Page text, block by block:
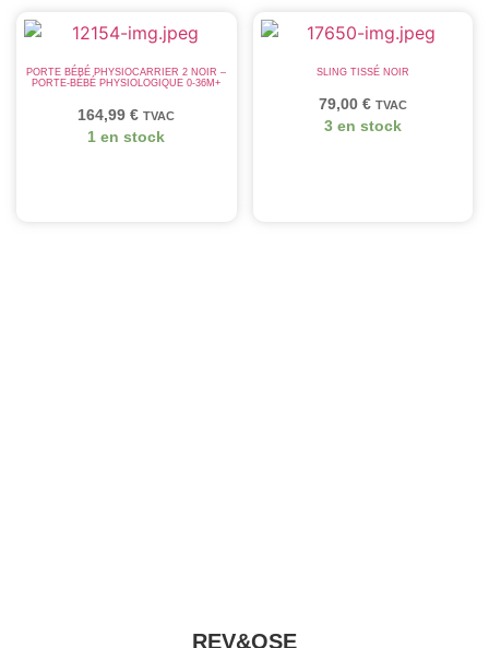
PORTE BÉBÉ PHYSIOCARRIER 2 NOIR –
PORTE-BÉBÉ PHYSIOLOGIQUE 0-36M+
164,99€ TVAC
1 en stock
SLING TISSÉ NOIR
79,00 € TVAC
3 en stock
REV&OSE